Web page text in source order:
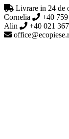
Livrare in 24 de
Cornelia
+40
Alin
+40 021